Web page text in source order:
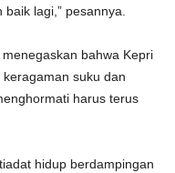
lagi,” pesannya.
bahwa Kepri
suku dan
harus terus
hidup berdampingan